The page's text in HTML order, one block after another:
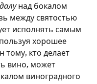
над бокалом
между святостью
исполнять самым
хорошее
тому, кто делает
вино, может
виноградного